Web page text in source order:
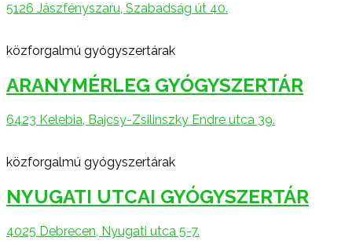
5126 Jászfényszaru, Szabadság út 40.
közforgalmú gyógyszertárak
ARANYMÉRLEG GYÓGYSZERTÁR
6423 Kelebia, Bajcsy-Zsilinszky Endre utca 39.
közforgalmú gyógyszertárak
NYUGATI UTCAI GYÓGYSZERTÁR
4025 Debrecen, Nyugati utca 5-7.